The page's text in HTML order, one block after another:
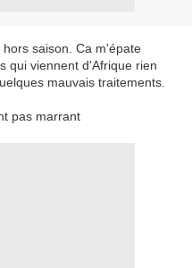
saison. Ca m'épate
qui viennent d'Afrique rien
mauvais traitements.
pas marrant